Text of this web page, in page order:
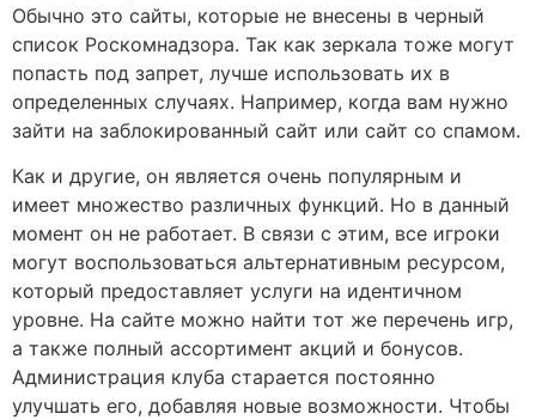
Обычно это сайты, которые не внесены в черный
список Роскомнадзора. Так как зеркала тоже могут
попасть под запрет, лучше использовать их в
определенных случаях. Например, когда вам нужно
зайти на заблокированный сайт или сайт со спамом.
Как и другие, он является очень популярным и
имеет множество различных функций. Но в данный
момент он не работает. В связи с этим, все игроки
могут воспользоваться альтернативным ресурсом,
который предоставляет услуги на идентичном
уровне. На сайте можно найти тот же перечень игр,
а также полный ассортимент акций и бонусов.
Администрация клуба старается постоянно
улучшать его, добавляя новые возможности. Чтобы